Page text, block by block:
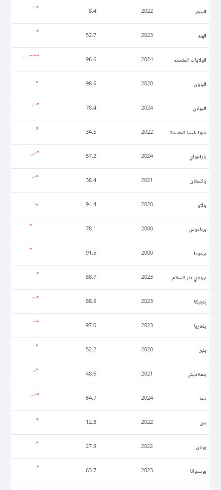
النيجر 2022
8.4
الهند 2023
52.7
الولايات المتحدة 2024
96.6
اليابان 2020
98.6
اليونان 2024
78.4
بابوا غينيا الجديدة 2022
34.5
باراغواي 2024
57.2
باكستان 2021
38.4
بالاو 2020
94.4
بربادوس 2000
78.1
برمودا 2000
91.5
بروناي دار السلام 2023
88.7
بلجيكا 2023
88.9
بلغاريا 2023
97.0
بليز 2020
52.2
بنغلاديش 2021
48.6
بنما 2024
64.7
بنن 2022
12.3
بوتان 2022
27.8
بوتسوانا 2023
63.7